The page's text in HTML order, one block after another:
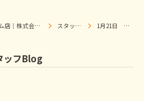
大工さんのリフォーム店｜株式会社ウィズホーム｜扶桑・犬山 スタッフブログ 1月21日 スタッフBlog
フBlog